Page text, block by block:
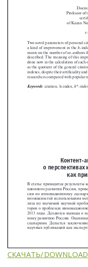
СКАЧАТЬ/DOWNLOAD